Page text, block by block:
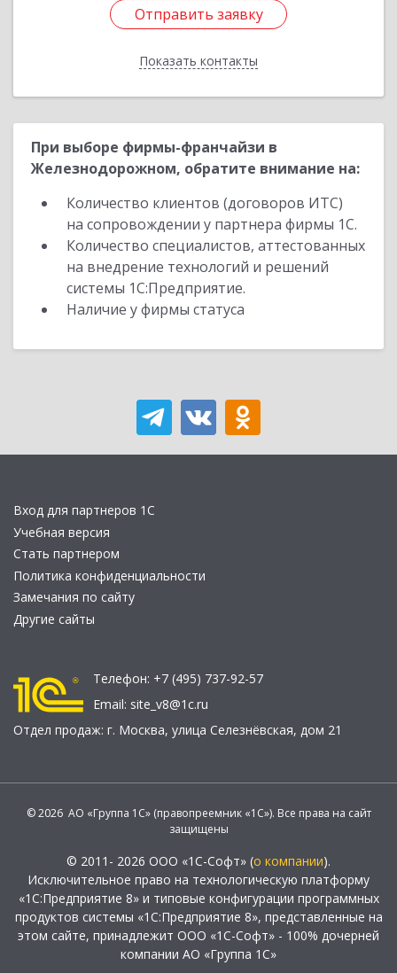
Отправить заявку
Показать контакты
Отправить заявку
Назад
При выборе фирмы-франчайзи в
Железнодорожном, обратите внимание на:
Количество клиентов (договоров ИТС)
на сопровождении у партнера фирмы 1С.
Количество специалистов, аттестованных
на внедрение технологий и решений
системы 1С:Предприятие.
Наличие у фирмы статуса
Вход для партнеров 1С
Учебная версия
Стать партнером
Политика конфиденциальности
Замечания по сайту
Другие сайты
Телефон: +7 (495) 737-92-57
Email: site_v8@1c.ru
Отдел продаж: г. Москва, улица Селезнёвская, дом 21
© 2026 АО «Группа 1С» (правопреемник «1С»). Все права на сайт
защищены
© 2011- 2026 ООО «1С-Софт» (о компании).
Исключительное право на технологическую платформу
«1С:Предприятие 8» и типовые конфигурации программных
продуктов системы «1С:Предприятие 8», представленные на
этом сайте, принадлежит ООО «1С-Софт» - 100% дочерней
компании АО «Группа 1С»